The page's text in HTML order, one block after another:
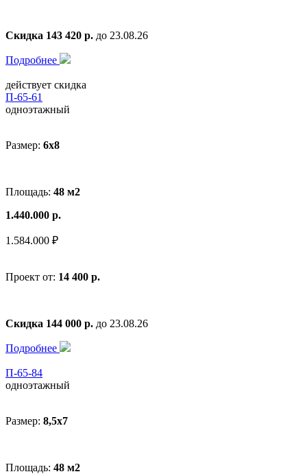
Скидка 143 420 р. до 23.08.26
Подробнее
действует скидка
П-65-61
одноэтажный
Размер: 6x8
Площадь: 48 м2
1.440.000 р.
1.584.000 ₽
Проект от: 14 400 р.
Скидка 144 000 р. до 23.08.26
Подробнее
П-65-84
одноэтажный
Размер: 8,5x7
Площадь: 48 м2